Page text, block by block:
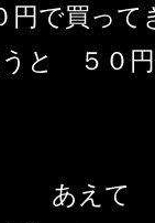
円で買って
うと ５０
あえて